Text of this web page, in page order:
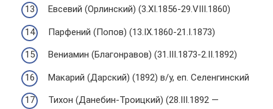
Евсевий (Орлинский) (3.XI.1856-29.VIII.1860)
Парфений (Попов) (13.IX.1860-21.I.1873)
Вениамин (Благонравов) (31.III.1873-2.II.1892)
Макарий (Дарский) (1892) в/у, еп. Селенгинский
Тихон (Данебин-Троицкий) (28.III.1892 —